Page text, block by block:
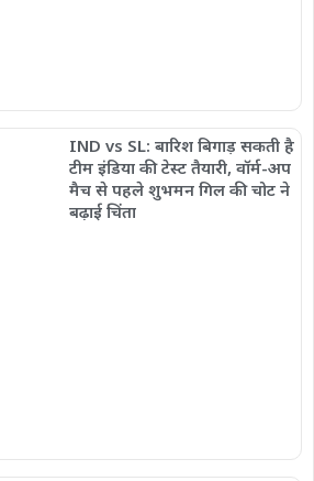
IND vs SL: बारिश बिगाड़ सकती है
टीम इंडिया की टेस्ट तैयारी, वॉर्म-अप
मैच से पहले शुभमन गिल की चोट ने
बढ़ाई चिंता